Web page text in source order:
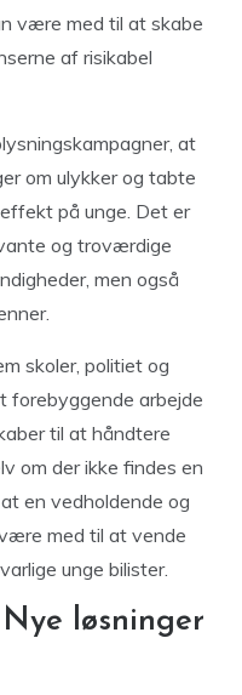
være med til at skabe
af risikabel
at
om ulykker og tabte
på unge. Det er
og troværdige
men også
skoler, politiet og
forebyggende arbejde
til at håndtere
om der ikke findes en
en vedholdende og
med til at vende
unge bilister.
løsninger